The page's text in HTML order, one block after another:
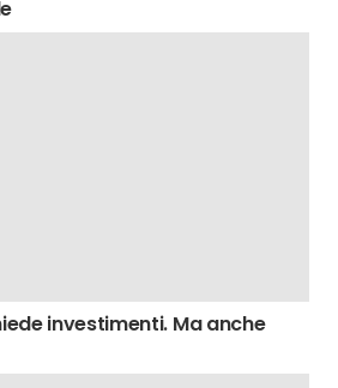
investimenti. Ma anche